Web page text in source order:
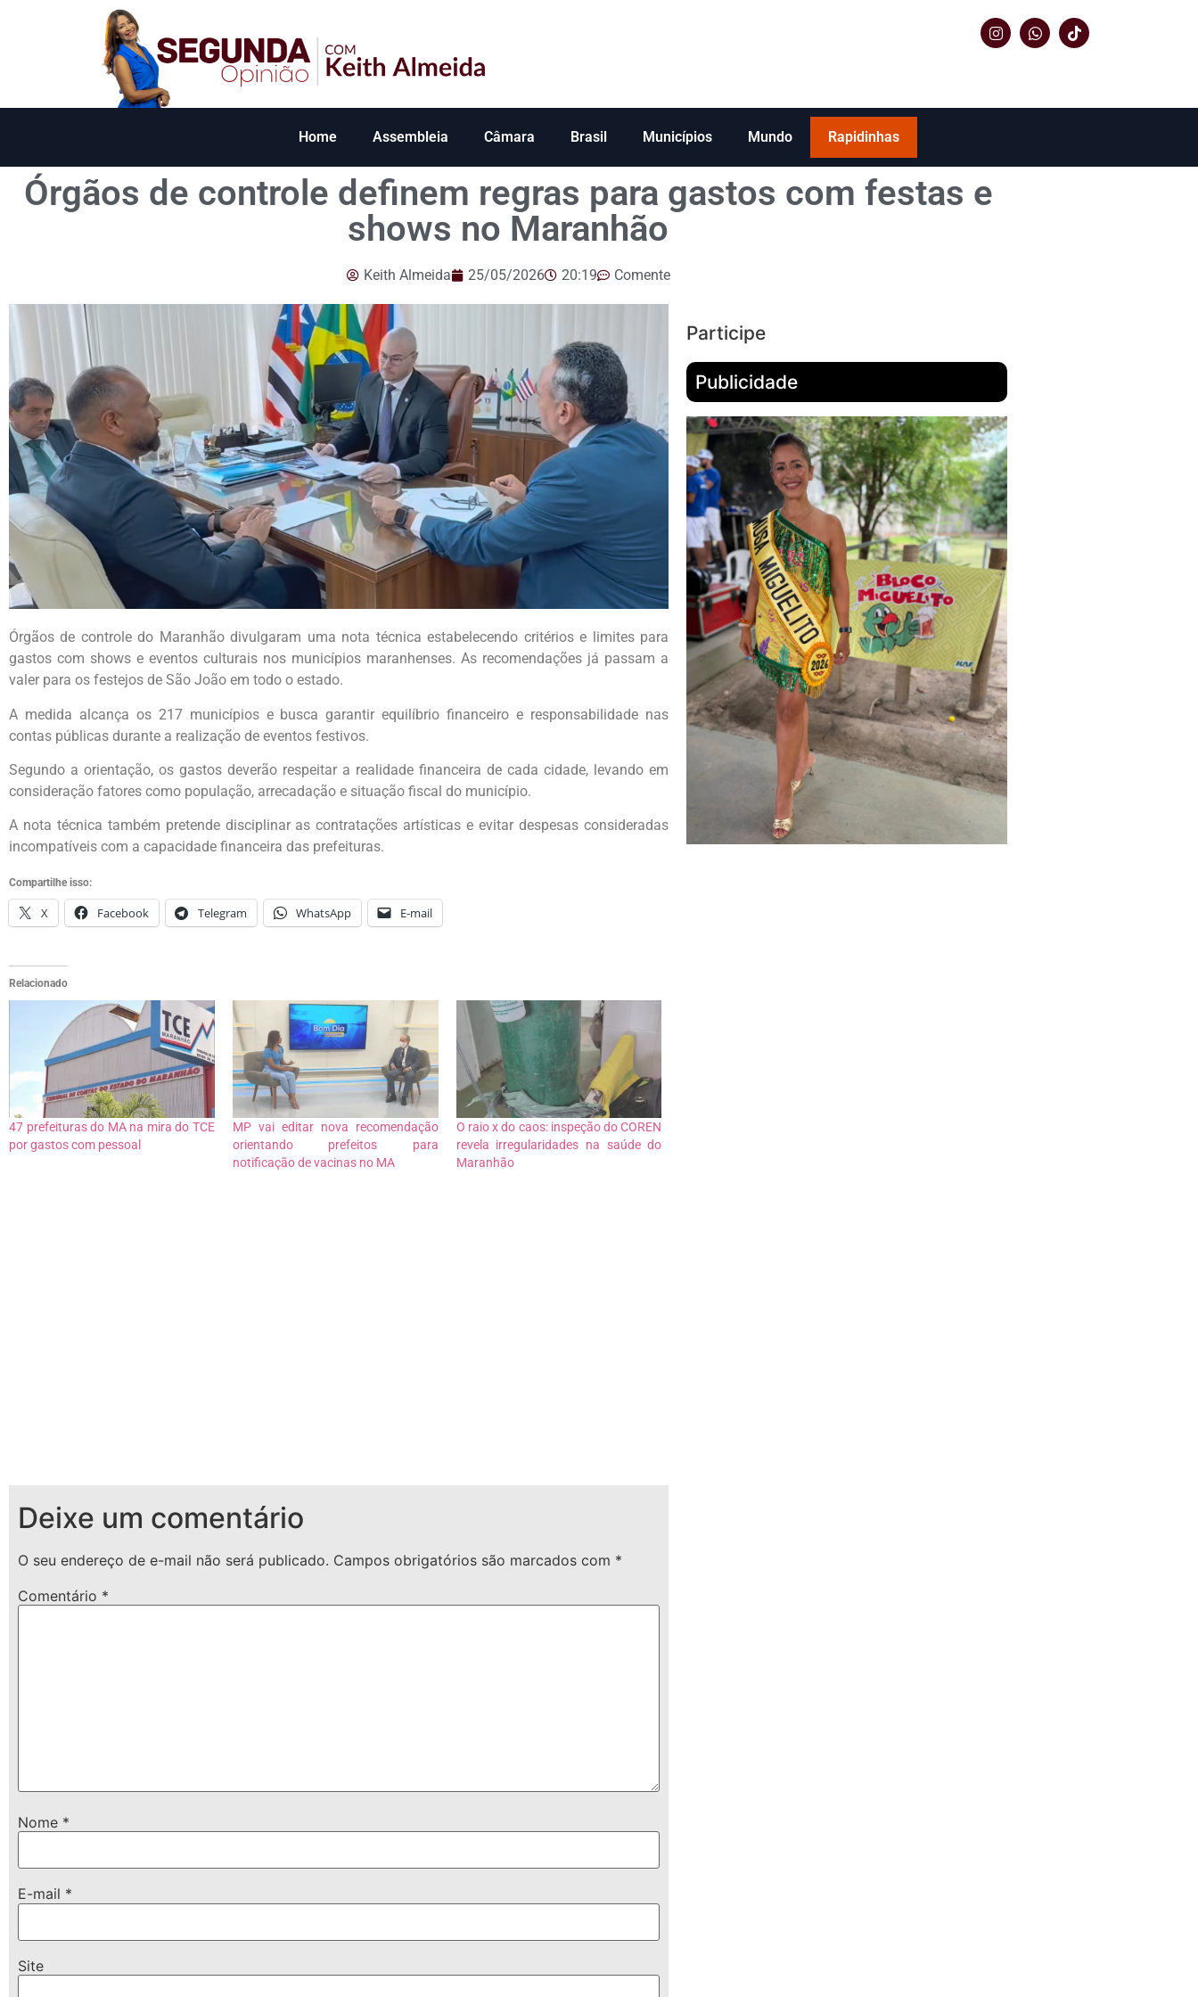
Home Assembleia Câmara Brasil Municípios Mundo Rapidinhas
Órgãos de controle definem regras para gastos com festas e
shows no Maranhão
Keith Almeida 25/05/2026 20:19 Comente
Órgãos de controle do Maranhão divulgaram uma nota técnica estabelecendo critérios e limites para
gastos com shows e eventos culturais nos municípios maranhenses. As recomendações já passam a
valer para os festejos de São João em todo o estado.
A medida alcança os 217 municípios e busca garantir equilíbrio financeiro e responsabilidade nas
contas públicas durante a realização de eventos festivos.
Segundo a orientação, os gastos deverão respeitar a realidade financeira de cada cidade, levando em
consideração fatores como população, arrecadação e situação fiscal do município.
A nota técnica também pretende disciplinar as contratações artísticas e evitar despesas consideradas
incompatíveis com a capacidade financeira das prefeituras.
Compartilhe isso:
X Facebook Telegram WhatsApp E-mail
Relacionado
47 prefeituras do MA na mira do TCE
por gastos com pessoal
MP vai editar nova recomendação
orientando prefeitos para
notificação de vacinas no MA
O raio x do caos: inspeção do COREN
revela irregularidades na saúde do
Maranhão
Deixe um comentário
O seu endereço de e-mail não será publicado. Campos obrigatórios são marcados com *
Comentário *
Nome *
E-mail *
Site
Participe
Publicidade